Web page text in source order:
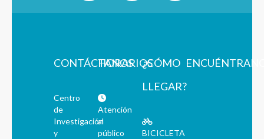
CONTÁCTANOS
Centro
de
Investigación
y
HORARIOS
Atención
al
público
¿CÓMO
LLEGAR?
BICICLETA